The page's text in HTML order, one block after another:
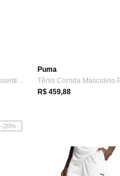
Short Masculino Curto Puma Essentials Woven Preto
Puma
R$ 459,88
-20%